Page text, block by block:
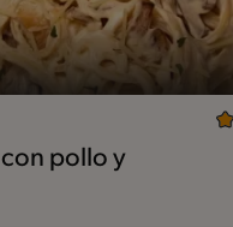
con pollo y